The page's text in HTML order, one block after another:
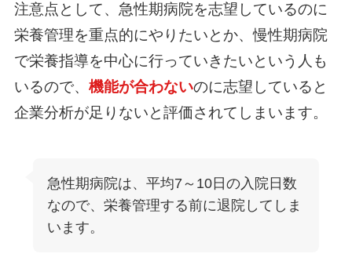
注意点として、急性期病院を志望しているのに
栄養管理を重点的にやりたいとか、慢性期病院
で栄養指導を中心に行っていきたいという人も
いるので、 機能が合わないのに志望していると
企業分析が足りないと評価されてしまいます。
急性期病院は、平均7～10日の入院日数
なので、栄養管理する前に退院してしま
います。